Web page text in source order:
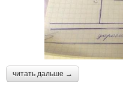
читать дальше →